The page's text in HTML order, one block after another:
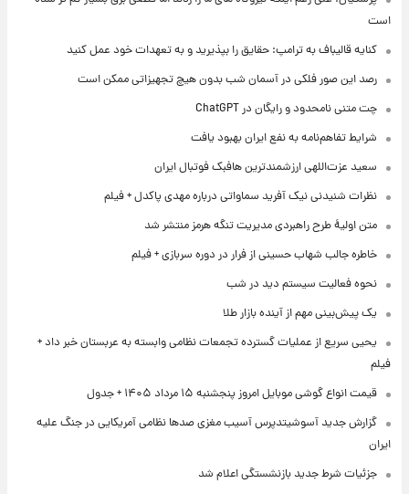
است
کنایه قالیباف به ترامپ: حقایق را بپذیرید و به تعهدات خود عمل کنید
رصد این صور فلکی در آسمان شب بدون هیچ تجهیزاتی ممکن است
چت متنی نامحدود و رایگان در ChatGPT
شرایط تفاهم‌نامه به نفع ایران بهبود یافت
سعید عزت‌اللهی ارزشمندترین هافبک فوتبال ایران
نظرات شنیدنی نیک آفرید سماواتی درباره مهدی پاکدل + فیلم
متن اولیۀ طرح راهبردی مدیریت تنگه هرمز منتشر شد
خاطره جالب شهاب حسینی از فرار در دوره سربازی + فیلم
نحوه فعالیت سیستم دید در شب
یک پیش‌بینی مهم از آینده بازار طلا
یحیی سریع از عملیات گسترده تجمعات نظامی وابسته به عربستان خبر داد +
فیلم
قیمت انواع گوشی موبایل امروز پنجشنبه ۱۵ مرداد ۱۴۰۵ + جدول
گزارش جدید آسوشیتدپرس آسیب مغزی صدها نظامی آمریکایی در جنگ علیه
ایران
جزئیات شرط جدید بازنشستگی اعلام شد